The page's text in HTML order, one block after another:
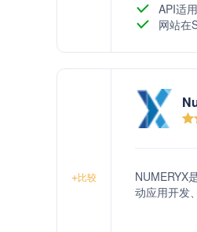
API适
网站在
+比较
NUMERYX
动应用开发